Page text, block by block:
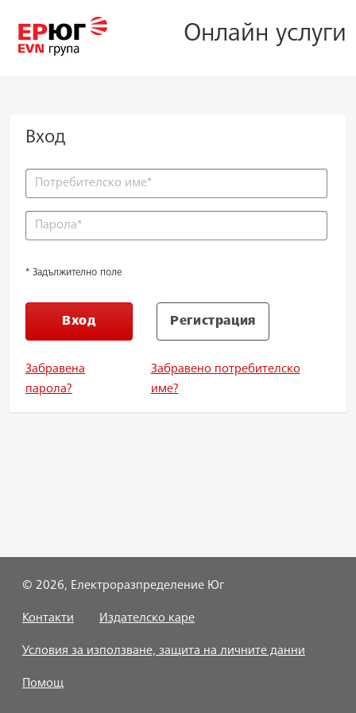
Онлайн услуги
Вход
* Задължително поле
Вход
Забравена
парола?
Забравено потребителско
име?
© 2026, Електроразпределение Юг
Контакти Издателско каре
Условия за използване, защита на личните данни
Помощ